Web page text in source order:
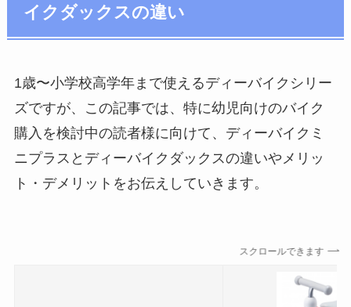
イクダックスの違い
1歳〜小学校高学年まで使えるディーバイクシリー
ズですが、この記事では、特に幼児向けのバイク
購入を検討中の読者様に向けて、ディーバイクミ
ニプラスとディーバイクダックスの違いやメリッ
ト・デメリットをお伝えしていきます。
スクロールできます